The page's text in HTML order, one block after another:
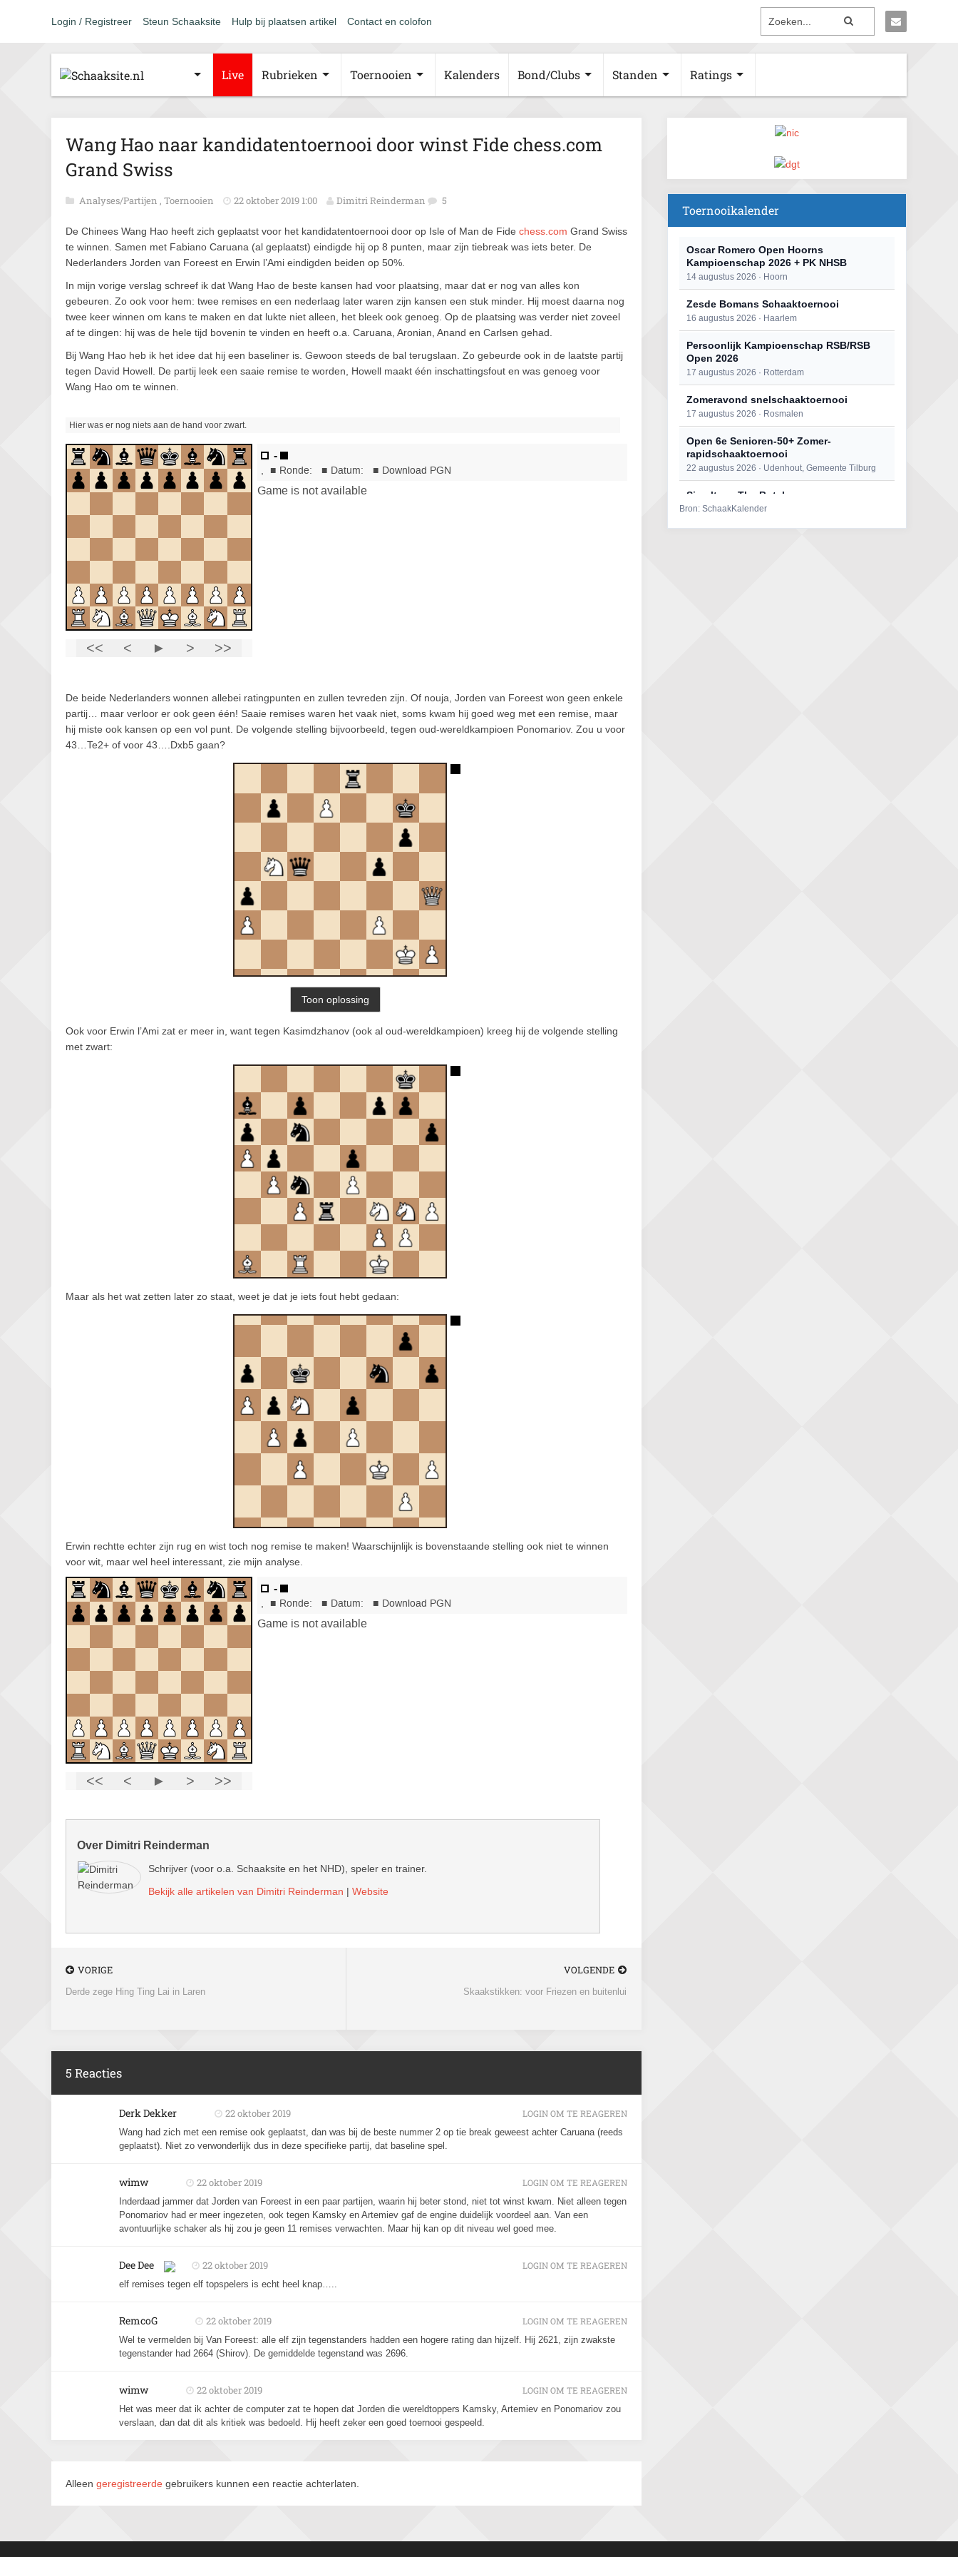
Login / Registreer Steun Schaaksite Hulp bij plaatsen artikel Contact en colofon
Live Rubrieken Toernooien Kalenders Bond/Clubs Standen Ratings
Wang Hao naar kandidatentoernooi door winst Fide chess.com
Grand Swiss
Analyses/Partijen , Toernooien 22 oktober 2019 1:00 Dimitri Reinderman 5
De Chinees Wang Hao heeft zich geplaatst voor het kandidatentoernooi door op Isle of Man de Fide chess.com Grand Swiss
te winnen. Samen met Fabiano Caruana (al geplaatst) eindigde hij op 8 punten, maar zijn tiebreak was iets beter. De
Nederlanders Jorden van Foreest en Erwin l’Ami eindigden beiden op 50%.
In mijn vorige verslag schreef ik dat Wang Hao de beste kansen had voor plaatsing, maar dat er nog van alles kon
gebeuren. Zo ook voor hem: twee remises en een nederlaag later waren zijn kansen een stuk minder. Hij moest daarna nog
twee keer winnen om kans te maken en dat lukte niet alleen, het bleek ook genoeg. Op de plaatsing was verder niet zoveel
af te dingen: hij was de hele tijd bovenin te vinden en heeft o.a. Caruana, Aronian, Anand en Carlsen gehad.
Bij Wang Hao heb ik het idee dat hij een baseliner is. Gewoon steeds de bal terugslaan. Zo gebeurde ook in de laatste partij
tegen David Howell. De partij leek een saaie remise te worden, Howell maakt één inschattingsfout en was genoeg voor
Wang Hao om te winnen.
Hier was er nog niets aan de hand voor zwart.
De beide Nederlanders wonnen allebei ratingpunten en zullen tevreden zijn. Of nouja, Jorden van Foreest won geen enkele
partij… maar verloor er ook geen één! Saaie remises waren het vaak niet, soms kwam hij goed weg met een remise, maar
hij miste ook kansen op een vol punt. De volgende stelling bijvoorbeeld, tegen oud-wereldkampioen Ponomariov. Zou u voor
43…Te2+ of voor 43….Dxb5 gaan?
Ook voor Erwin l’Ami zat er meer in, want tegen Kasimdzhanov (ook al oud-wereldkampioen) kreeg hij de volgende stelling
met zwart:
Maar als het wat zetten later zo staat, weet je dat je iets fout hebt gedaan:
Erwin rechtte echter zijn rug en wist toch nog remise te maken! Waarschijnlijk is bovenstaande stelling ook niet te winnen
voor wit, maar wel heel interessant, zie mijn analyse.
Over Dimitri Reinderman
Schrijver (voor o.a. Schaaksite en het NHD), speler en trainer.
Bekijk alle artikelen van Dimitri Reinderman | Website
VORIGE
Derde zege Hing Ting Lai in Laren
VOLGENDE
Skaakstikken: voor Friezen en buitenlui
5 Reacties
Derk Dekker 22 oktober 2019
Wang had zich met een remise ook geplaatst, dan was bij de beste nummer 2 op tie break geweest achter Caruana (reeds
geplaatst). Niet zo verwonderlijk dus in deze specifieke partij, dat baseline spel.
LOGIN OM TE REAGEREN
wimw 22 oktober 2019
Inderdaad jammer dat Jorden van Foreest in een paar partijen, waarin hij beter stond, niet tot winst kwam. Niet alleen tegen
Ponomariov had er meer ingezeten, ook tegen Kamsky en Artemiev gaf de engine duidelijk voordeel aan. Van een
avontuurlijke schaker als hij zou je geen 11 remises verwachten. Maar hij kan op dit niveau wel goed mee.
LOGIN OM TE REAGEREN
Dee Dee 22 oktober 2019
elf remises tegen elf topspelers is echt heel knap…..
LOGIN OM TE REAGEREN
RemcoG 22 oktober 2019
Wel te vermelden bij Van Foreest: alle elf zijn tegenstanders hadden een hogere rating dan hijzelf. Hij 2621, zijn zwakste
tegenstander had 2664 (Shirov). De gemiddelde tegenstand was 2696.
LOGIN OM TE REAGEREN
wimw 22 oktober 2019
Het was meer dat ik achter de computer zat te hopen dat Jorden die wereldtoppers Kamsky, Artemiev en Ponomariov zou
verslaan, dan dat dit als kritiek was bedoeld. Hij heeft zeker een goed toernooi gespeeld.
LOGIN OM TE REAGEREN
Alleen geregistreerde gebruikers kunnen een reactie achterlaten.
Toernooikalender
Oscar Romero Open Hoorns
Kampioenschap 2026 + PK NHSB
14 augustus 2026 · Hoorn
Zesde Bomans Schaaktoernooi
16 augustus 2026 · Haarlem
Persoonlijk Kampioenschap RSB/RSB
Open 2026
17 augustus 2026 · Rotterdam
Zomeravond snelschaaktoernooi
17 augustus 2026 · Rosmalen
Open 6e Senioren-50+ Zomer-
rapidschaaktoernooi
22 augustus 2026 · Udenhout, Gemeente Tilburg
Simultaan The Butcher
22 augustus 2026 · Utrecht
Bron: SchaakKalender